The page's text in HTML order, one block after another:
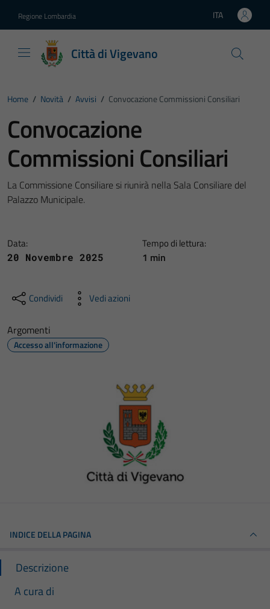
Regione Lombardia Lingua attiva:
ITA
Città di Vigevano
Home / Novità / Avvisi / Convocazione Commissioni Consiliari
Convocazione
Commissioni Consiliari
La Commissione Consiliare si riunirà nella Sala Consiliare del
Palazzo Municipale.
Data:
20 Novembre 2025
Tempo di lettura:
1 min
Condividi Vedi azioni
Argomenti
Accesso all'informazione
INDICE DELLA PAGINA
Descrizione
A cura di